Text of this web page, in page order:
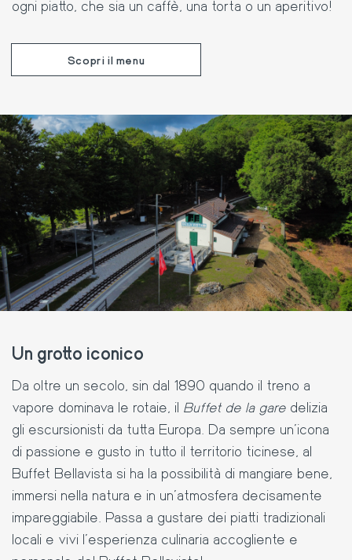
ogni piatto, che sia un caffè, una torta o un aperitivo!
Scopri il menu
Un grotto iconico
Da oltre un secolo, sin dal 1890 quando il treno a
vapore dominava le rotaie, il Buffet de la gare delizia
gli escursionisti da tutta Europa. Da sempre un'icona
di passione e gusto in tutto il territorio ticinese, al
Buffet Bellavista si ha la possibilità di mangiare bene,
immersi nella natura e in un’atmosfera decisamente
impareggiabile. Passa a gustare dei piatti tradizionali
locali e vivi l’esperienza culinaria accogliente e